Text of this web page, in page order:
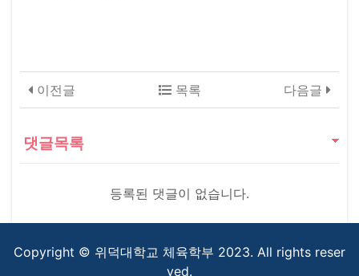
이전글 다음글
목록
댓글목록
등록된 댓글이 없습니다.
Copyright © 위덕대학교 체육학부 2023. All rights reser
ved.